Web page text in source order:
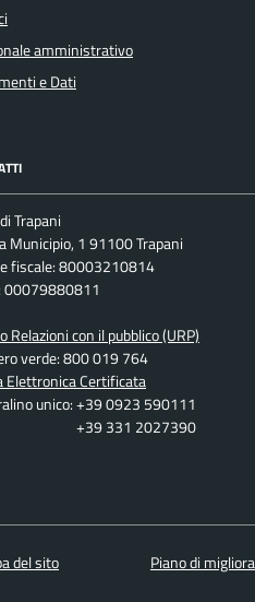
amministrativo
e Dati
Trapani
Municipio, 1 91100 Trapani
fiscale: 80003210814
00079880811
Relazioni con il pubblico (URP)
verde: 800 019 764
Elettronica Certificata
unico: +39 0923 590111
331 2027390
del sito Piano di